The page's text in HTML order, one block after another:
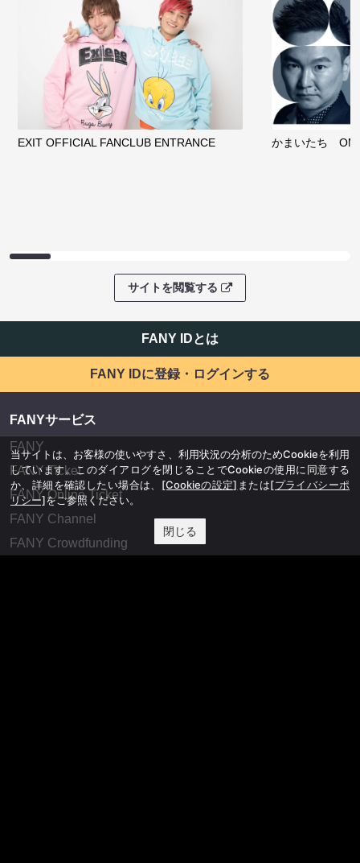
EXIT OFFICIAL FANCLUB ENTRANCE かまいたち
サイトを閲覧する
FANY IDとは
FANY IDに登録・ログインする
FANYサービス
FANY
FANY Ticket
FANY Online Ticket
FANY Channel
FANY Crowdfunding
当サイトは、お客様の使いやすさ、利用状況の分析のためCookieを利用
しています。このダイアログを閉じることでCookieの使用に同意する
か、詳細を確認したい場合は、 [Cookieの設定] または[プライバシーポ
リシー]をご参照ください。
閉じる